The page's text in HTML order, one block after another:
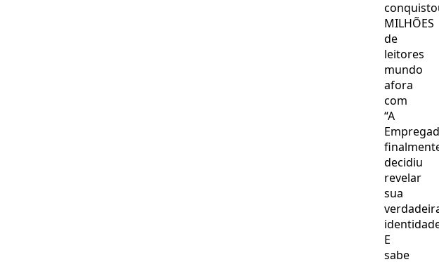
MILHÕES
de
leitores
mundo
afora
com
“A
decidiu
revelar
sua
E
sabe